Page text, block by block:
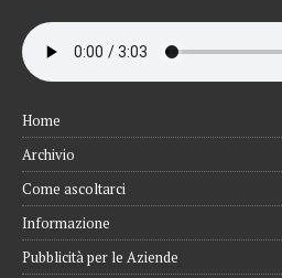
Home
Archivio
Come ascoltarci
Informazione
Pubblicità per le Aziende